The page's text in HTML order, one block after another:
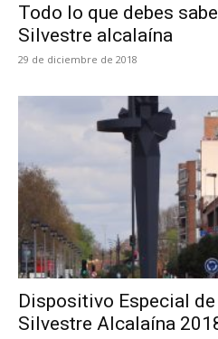
Todo lo que debes
Silvestre alcalaína
29 de diciembre de 2018
Dispositivo Especial
Silvestre Alcalaína